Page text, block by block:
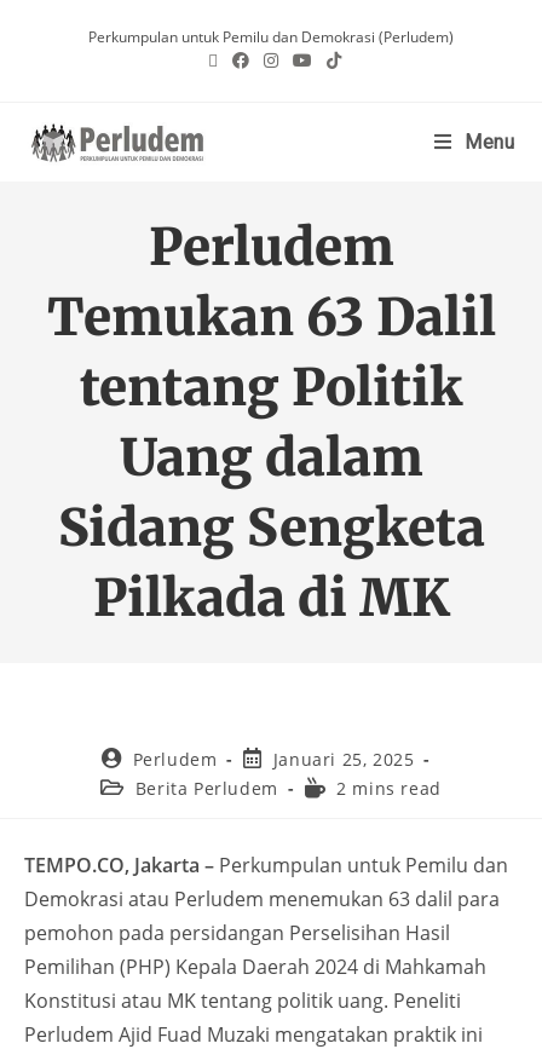
Perkumpulan untuk Pemilu dan Demokrasi (Perludem)
Menu
Perludem
Temukan 63 Dalil
tentang Politik
Uang dalam
Sidang Sengketa
Pilkada di MK
Perludem
Januari 25, 2025
Berita Perludem
2 mins read
TEMPO.CO, Jakarta – Perkumpulan untuk Pemilu dan
Demokrasi atau Perludem menemukan 63 dalil para
pemohon pada persidangan Perselisihan Hasil
Pemilihan (PHP) Kepala Daerah 2024 di Mahkamah
Konstitusi atau MK tentang politik uang. Peneliti
Perludem Ajid Fuad Muzaki mengatakan praktik ini